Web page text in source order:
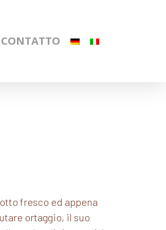
CONTATTO
fresco ed appena
ortaggio, il suo